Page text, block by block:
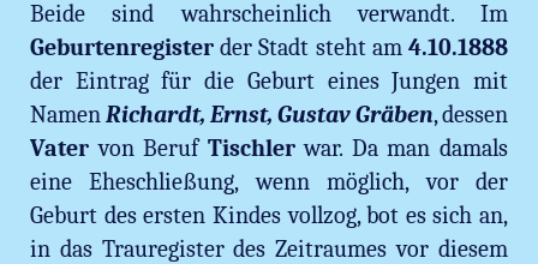
Beide sind wahrscheinlich verwandt. Im
Geburtenregister der Stadt steht am 4.10.1888
der Eintrag für die Geburt eines Jungen mit
NamenRichardt, Ernst, Gustav Gräben, dessen
Vater von Beruf Tischlerwar. Da man damals
eine Eheschließung, wenn möglich, vor der
Geburt des ersten Kindes vollzog, bot es sich an,
in das Trauregister des Zeitraumes vor diesem